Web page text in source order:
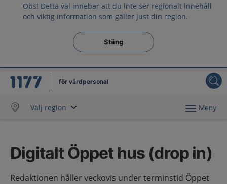
Obs! Detta val innebär att du inte ser regionalt innehåll
och viktig information som gäller just din region.
Stäng regionsväljaren
Stäng
för vårdpersonal
Välj region Meny
Digitalt Öppet hus (drop in)
Redaktionen håller veckovis under terminstid Öppet